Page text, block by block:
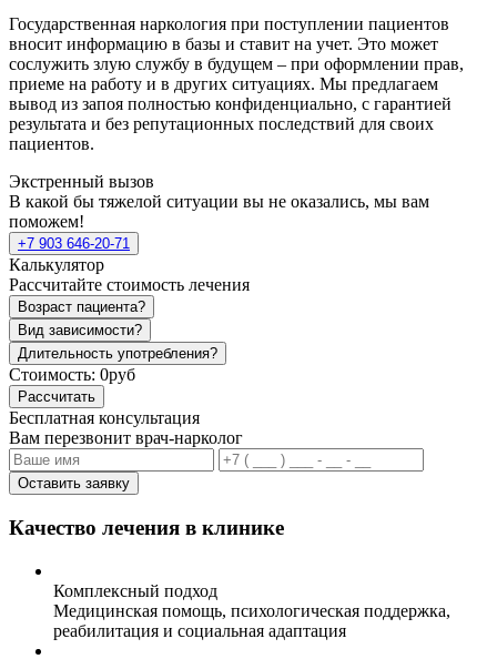
Государственная наркология при поступлении пациентов
вносит информацию в базы и ставит на учет. Это может
сослужить злую службу в будущем – при оформлении прав,
приеме на работу и в других ситуациях. Мы предлагаем
вывод из запоя полностью конфиденциально, с гарантией
результата и без репутационных последствий для своих
пациентов.
Экстренный вызов
В какой бы тяжелой ситуации вы не оказались, мы вам
поможем!
+7 903 646-20-71
Калькулятор
Рассчитайте стоимость лечения
Возраст пациента?
Вид зависимости?
Длительность употребления?
Стоимость: 0руб
Рассчитать
Бесплатная консультация
Вам перезвонит врач-нарколог
Оставить заявку
Качество лечения в клинике
Комплексный подход
Медицинская помощь, психологическая поддержка,
реабилитация и социальная адаптация